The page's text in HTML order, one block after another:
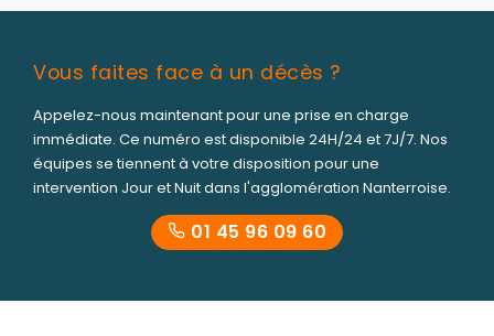
Vous faites face à un décès ?
Appelez-nous maintenant pour une prise en charge
immédiate. Ce numéro est disponible 24H/24 et 7J/7. Nos
équipes se tiennent à votre disposition pour une
intervention Jour et Nuit dans l'agglomération Nanterroise.
01 45 96 09 60